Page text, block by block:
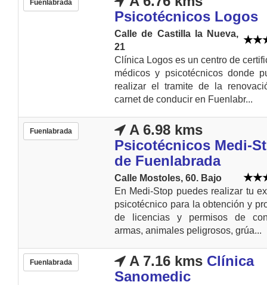
Fuenlabrada
Psicotécnicos Logos
Calle de Castilla la Nueva,
21
Clínica Logos es un centro de
médicos y psicotécnicos donde
realizar el tramite de la
carnet de conducir en Fuenlabr...
Fuenlabrada
A 6.98 kms
Psicotécnicos Medi-
de Fuenlabrada
Calle Mostoles, 60. Bajo
En Medi-Stop puedes realizar tu
psicotécnico para la obtención y
de licencias y permisos de
armas, animales peligrosos, grúa...
Fuenlabrada A 7.16 kms Clínica
Sanomedic